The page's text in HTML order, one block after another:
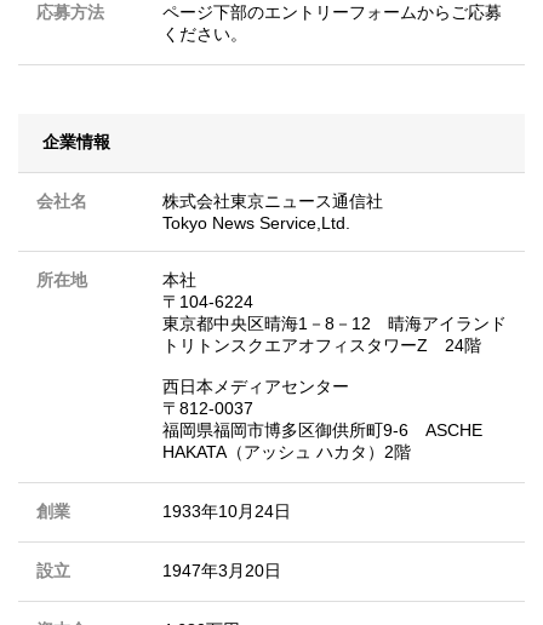
応募方法
ページ下部のエントリーフォームからご応募
ください。
企業情報
会社名
株式会社東京ニュース通信社
Tokyo News Service,Ltd.
所在地
本社
〒104-6224
東京都中央区晴海1－8－12 晴海アイランド
トリトンスクエアオフィスタワーZ 24階
西日本メディアセンター
〒812-0037
福岡県福岡市博多区御供所町9-6 ASCHE
HAKATA（アッシュ ハカタ）2階
創業 1933年10月24日
設立 1947年3月20日